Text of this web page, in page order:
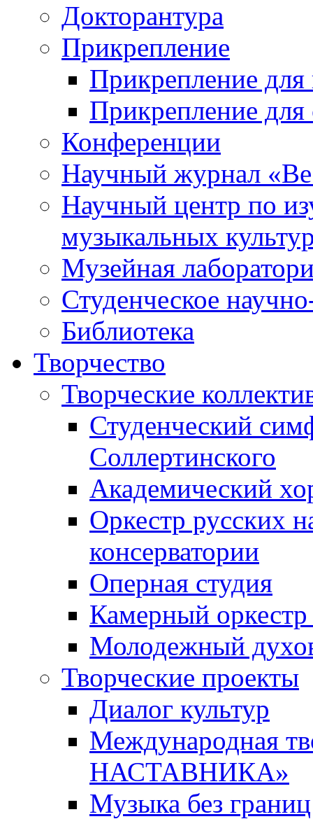
Докторантура
Прикрепление
Прикрепление для
Прикрепление для
Конференции
Научный журнал
Научный центр по
музыкальных
Музейная
Студенческое
Библиотека
Творчество
Творческие
Студенческий
Соллертинского
Академический
Оркестр русских
консерватории
Оперная студия
Камерный оркестр
Молодежный
Творческие проекты
Диалог культур
Международная
НАСТАВНИКА»
Музыка без границ